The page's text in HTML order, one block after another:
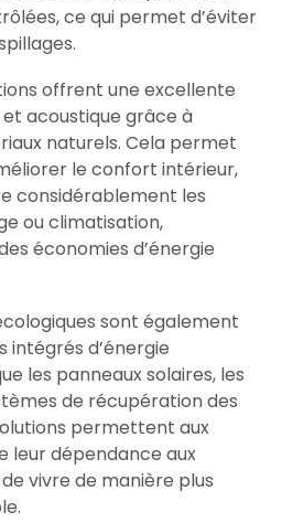
ce qui permet d’éviter
offrent une excellente
acoustique grâce à
naturels. Cela permet
le confort intérieur,
considérablement les
ou climatisation,
économies d’énergie
sont également
intégrés d’énergie
les panneaux solaires, les
de récupération des
permettent aux
leur dépendance aux
vivre de manière plus